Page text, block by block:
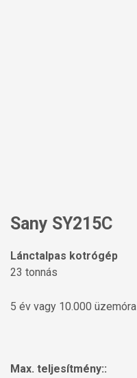
Sany SY215C
Lánctalpas kotrógép
23 tonnás
5 év vagy 10.000
Max. teljesítmény::